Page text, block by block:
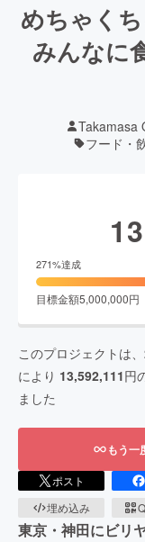
めちゃく
みんなに
Takamasa
フード・
271%達成
目標金額5,000,000円
このプロジェクトは、
により 13,592,111円
ました
もう一
ポスト
埋め込み
東京・神田にビリ